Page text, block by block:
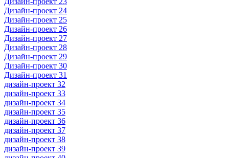
Дизайн-проект 24
Дизайн-проект 25
Дизайн-проект 26
Дизайн-проект 27
Дизайн-проект 28
Дизайн-проект 29
Дизайн-проект 30
Дизайн-проект 31
дизайн-проект 32
дизайн-проект 33
дизайн-проект 34
дизайн-проект 35
дизайн-проект 36
дизайн-проект 37
дизайн-проект 38
дизайн-проект 39